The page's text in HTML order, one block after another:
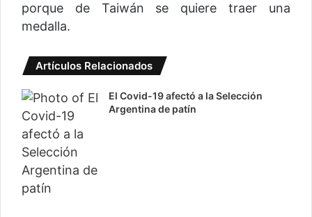
porque de Taiwán se quiere traer una
medalla.
Artículos Relacionados
El Covid-19 afectó a la Selección
Argentina de patín